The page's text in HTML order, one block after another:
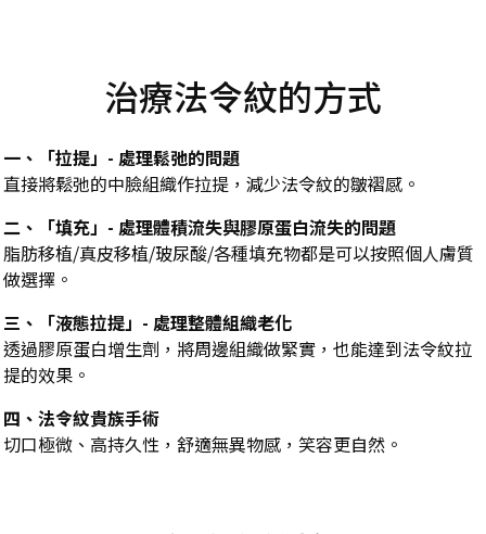
治療法令紋的方式
一、「拉提」- 處理鬆弛的問題
直接將鬆弛的中臉組織作拉提，減少法令紋的皺褶感。
二、
「填充」 - 處理體積流失與膠原蛋白流失的問題
脂肪移植/真皮移植/玻尿酸/各種填充物都是可以按照個人膚質
做選擇。
三、
「液態拉提」 - 處理整體組織老化
透過膠原蛋白增生劑，將周邊組織做緊實，也能達到法令紋拉
提的效果。
四、法令紋貴族手術
切口極微、高持久性，舒適無異物感，笑容更自然。